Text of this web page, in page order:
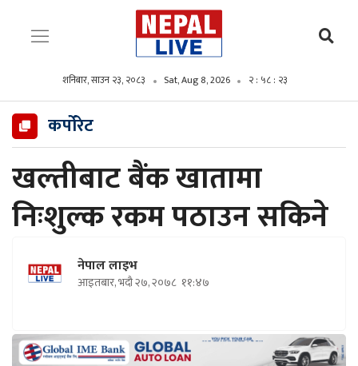
शनिबार, साउन २३, २०८३ Sat, Aug 8, 2026 २ : ५८ : २५
कर्पोरेट
खल्तीबाट बैंक खातामा
निःशुल्क रकम पठाउन सकिने
नेपाल लाइभ
आइतबार, भदौ २७, २०७८ ११:४७